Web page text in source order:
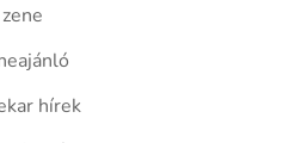
zene
hírek